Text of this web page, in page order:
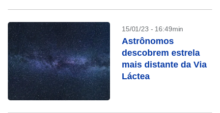
15/01/23 - 16:49min
Astrônomos
descobrem estrela
mais distante da Via
Láctea